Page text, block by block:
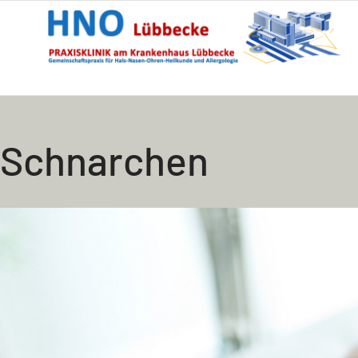
Schnarchen